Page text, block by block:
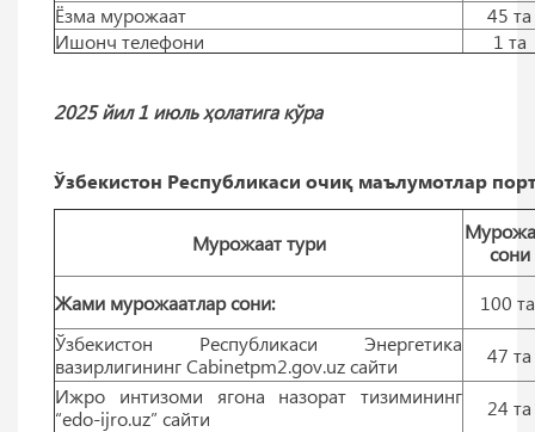
Ёзма мурожаат
45 тa
Ишонч телефони
1 тa
2025 йил 1 июль ҳолатига кўра
Ўзбекистон Республикаси очиқ маълумотлар
Мурожаат тури
сони
Жами мурожаатлар сони:
100
Ўзбекистон Республикаси Энергетика
вазирлигининг Cabinetpm2.gov.uz сайти
47 тa
Ижро интизоми ягона назорат тизимининг
“edo-ijro.uz” сайти
24 тa